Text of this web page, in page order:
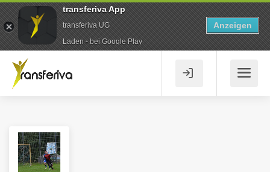
transferiva App
transferiva UG
Laden - bei Google Play
Anzeigen